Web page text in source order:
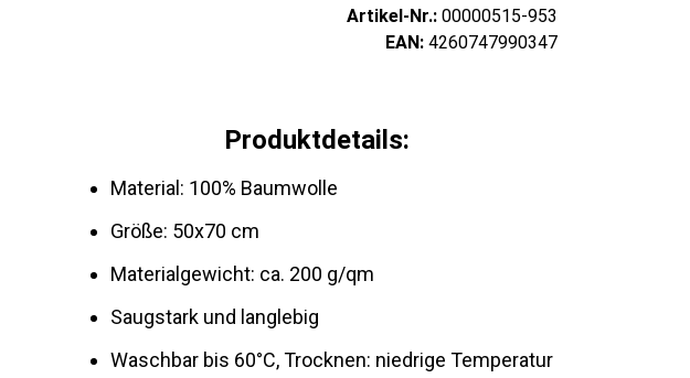
Artikel-Nr.: 00000515-953
EAN: 4260747990347
Produktdetails:
Material: 100% Baumwolle
Größe: 50x70 cm
Materialgewicht: ca. 200 g/qm
Saugstark und langlebig
Waschbar bis 60°C, Trocknen: niedrige Temperatur